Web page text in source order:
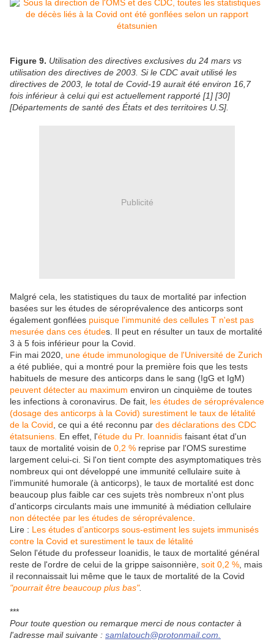
Figure 9. Utilisation des directives exclusives du 24 mars vs
utilisation des directives de 2003. Si le CDC avait utilisé les
directives de 2003, le total de Covid-19 aurait été environ 16,7
fois inférieur à celui qui est actuellement rapporté [1] [30]
[Départements de santé des États et des territoires U.S].
Publicité
Malgré cela, les statistiques du taux de mortalité par infection
basées sur les études de séroprévalence des anticorps sont
également gonflées puisque l'immunité des cellules T n'est pas
mesurée dans ces études. Il peut en résulter un taux de mortalité
3 à 5 fois inférieur pour la Covid.
Fin mai 2020, une étude immunologique de l'Université de Zurich
a été publiée, qui a montré pour la première fois que les tests
habituels de mesure des anticorps dans le sang (IgG et IgM)
peuvent détecter au maximum environ un cinquième de toutes
les infections à coronavirus. De fait, les études de séroprévalence
(dosage des anticorps à la Covid) surestiment le taux de létalité
de la Covid , ce qui a été reconnu par des déclarations des CDC
étatsuniens. En effet, l'étude du Pr. Ioannidis faisant état d'un
taux de mortalité voisin de 0,2 % reprise par l'OMS surestime
largement celui-ci. Si l'on tient compte des asymptomatiques très
nombreux qui ont développé une immunité cellulaire suite à
l'immunité humorale (à anticorps), le taux de mortalité est donc
beaucoup plus faible car ces sujets très nombreux n'ont plus
d'anticorps circulants mais une immunité à médiation cellulaire
non détectée par les études de séroprévalence
Lire : Les études d’anticorps sous-estiment les sujets immunisés
contre la Covid et surestiment le taux de létalité
Selon l'étude du professeur Ioanidis, le taux de mortalité général
reste de l'ordre de celui de la grippe saisonnière, soit 0,2 % , mais
il reconnaissait lui même que le taux de mortalité de la Covid
"pourrait être beaucoup plus bas".
***
Pour toute question ou remarque merci de nous contacter à
l'adresse mail suivante : samlatouch@protonmail.com.